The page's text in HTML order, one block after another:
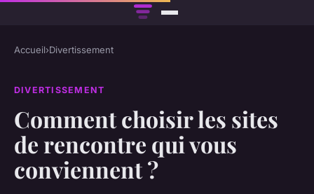
Accueil›Divertissement
DIVERTISSEMENT
Comment choisir les sites
de rencontre qui vous
conviennent ?